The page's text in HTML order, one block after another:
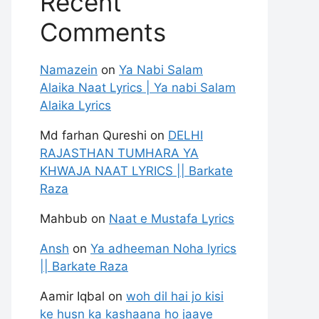
Comments
Namazein on Ya Nabi Salam
Alaika Naat Lyrics | Ya nabi Salam
Alaika Lyrics
Md farhan Qureshi on DELHI
RAJASTHAN TUMHARA YA
KHWAJA NAAT LYRICS || Barkate
Raza
Mahbub on Naat e Mustafa Lyrics
Ansh on Ya adheeman Noha lyrics
|| Barkate Raza
Aamir Iqbal on woh dil hai jo kisi
ke husn ka kashaana ho jaaye